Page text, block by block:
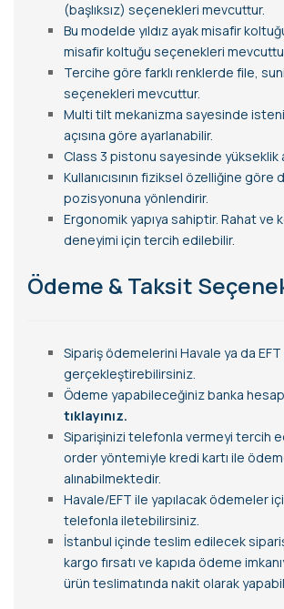
(başlıksız) seçenekleri mevcuttur.
Bu modelde yıldız ayak misafir
misafir koltuğu seçenekleri
Tercihe göre farklı renklerde file,
seçenekleri mevcuttur.
Multi tilt mekanizma sayesinde
açısına göre ayarlanabilir.
Class 3 pistonu sayesinde yükseklik
Kullanıcısının fiziksel özelliğine göre
pozisyonuna yönlendirir.
Ergonomik yapıya sahiptir. Rahat ve
deneyimi için tercih edilebilir.
Ödeme & Taksit
Sipariş ödemelerini Havale ya da
gerçekleştirebilirsiniz.
Ödeme yapabileceğiniz banka
tıklayınız.
Siparişinizi telefonla vermeyi tercih
order yöntemiyle kredi kartı ile
alınabilmektedir.
Havale/EFT ile yapılacak ödemeler
telefonla iletebilirsiniz.
İstanbul içinde teslim edilecek
kargo fırsatı ve kapıda ödeme
ürün teslimatında nakit olarak